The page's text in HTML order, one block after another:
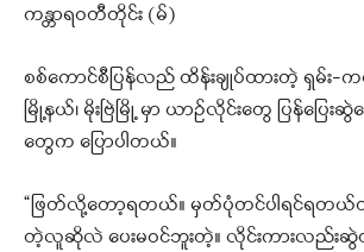
ကန္တာရဝတီတိုင်း (မ်)
စစ်ကောင်စီပြန်လည် ထိန်းချုပ်ထားတဲ့ ရှမ်း-
မြို့နယ်၊ မိုးဗြဲမြို့ မှာ ယာဥ်လိုင်းတွေ ပြန်ပြေး
တွေက ပြောပါတယ်။
“ဖြတ်လို့‌တော့ရတယ်။ မှတ်ပုံတင်ပါရင်ရတယ်တဲ့။
တဲ့လူဆိုလဲ ပေးမဝင်ဘူးတဲ့။ လိုင်းကားလည်း